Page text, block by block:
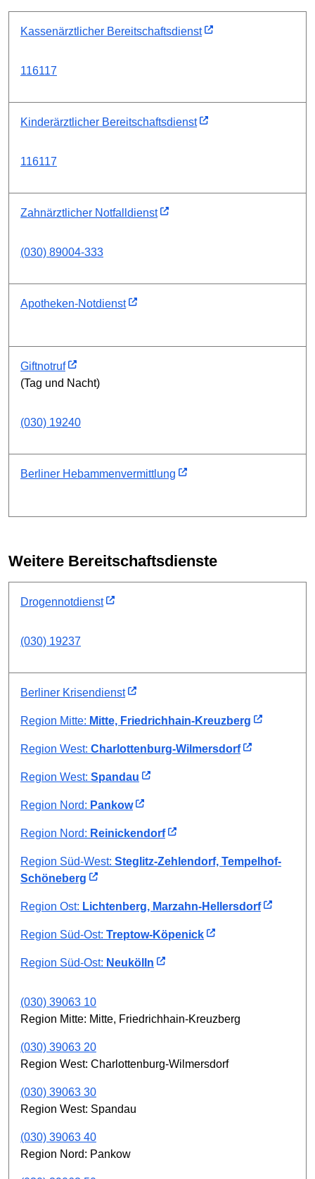
Kassenärztlicher Bereitschaftsdienst
116117
Kinderärztlicher Bereitschaftsdienst
116117
Zahnärztlicher Notfalldienst
(030) 89004-333
Apotheken-Notdienst
Giftnotruf
(Tag und Nacht)
(030) 19240
Berliner Hebammenvermittlung
Weitere Bereitschaftsdienste
Drogennotdienst
(030) 19237
Berliner Krisendienst
Region Mitte: Mitte, Friedrichhain-Kreuzberg
Region West: Charlottenburg-Wilmersdorf
Region West: Spandau
Region Nord: Pankow
Region Nord: Reinickendorf
Region Süd-West: Steglitz-Zehlendorf, Tempelhof-
Schöneberg
Region Ost: Lichtenberg, Marzahn-Hellersdorf
Region Süd-Ost: Treptow-Köpenick
Region Süd-Ost: Neukölln
(030) 39063 10
Region Mitte: Mitte, Friedrichhain-Kreuzberg
(030) 39063 20
Region West: Charlottenburg-Wilmersdorf
(030) 39063 30
Region West: Spandau
(030) 39063 40
Region Nord: Pankow